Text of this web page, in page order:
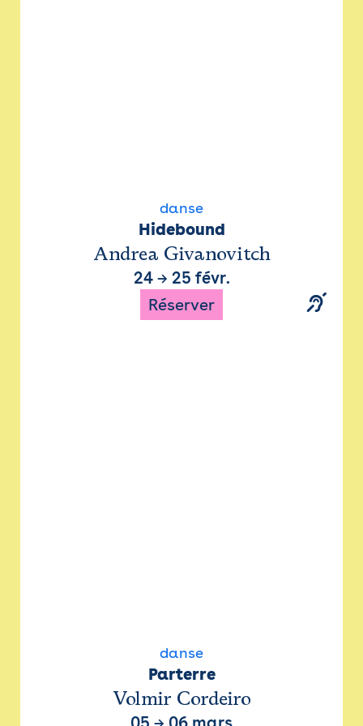
danse
Hidebound
Andrea Givanovitch
24→ 25 févr.
Réserver
danse
Parterre
Volmir Cordeiro